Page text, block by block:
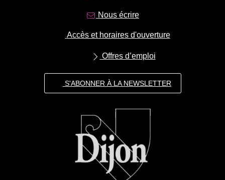
Nous écrire
Accès et horaires d'ouverture
Offres d’emploi
S'ABONNER À LA NEWSLETTER